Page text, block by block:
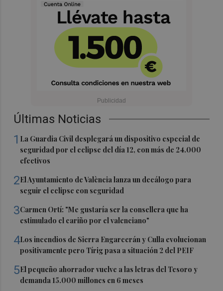
Últimas Noticias
1 La Guardia Civil desplegará un dispositivo especial de
seguridad por el eclipse del día 12, con más de 24.000
efectivos
2El Ayuntamiento de València lanza un decálogo para
seguir el eclipse con seguridad
3Carmen Ortí: "Me gustaría ser la consellera que ha
estimulado el cariño por el valenciano"
4Los incendios de Sierra Engarcerán y Culla evolucionan
positivamente pero Tírig pasa a situación 2 del PEIF
5El pequeño ahorrador vuelve a las letras del Tesoro y
demanda 15.000 millones en 6 meses